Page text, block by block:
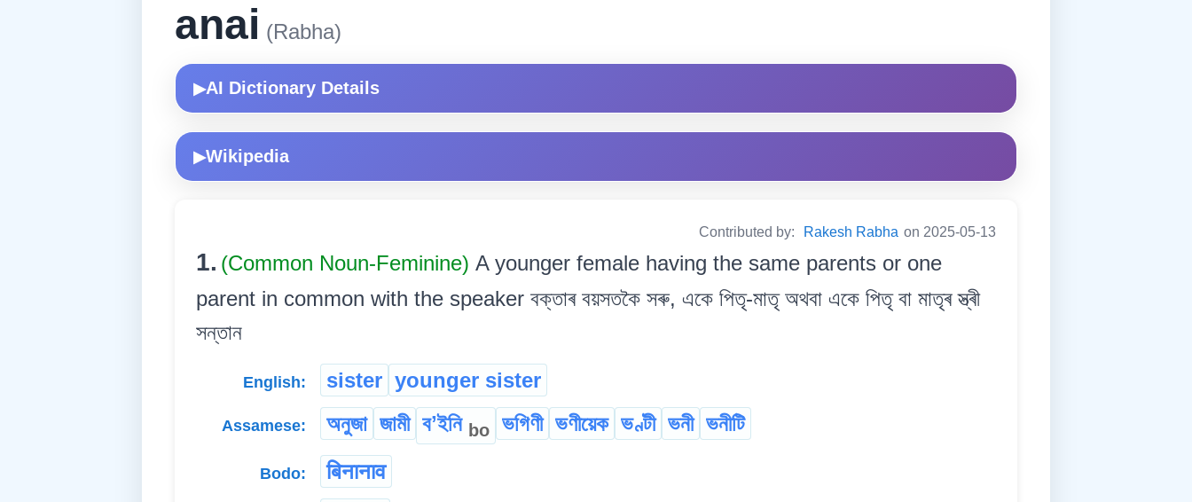
anai (Rabha)
▶AI Dictionary Details
▶Wikipedia
Contributed by: Rakesh Rabha on 2025-05-13
1. (Common Noun-Feminine) A younger female having the same parents or one
parent in common with the speaker বক্তাৰ বয়সতকৈ সৰু, একে পিতৃ-মাতৃ অথবা একে পিতৃ বা মাতৃৰ স্ত্ৰী
সন্তান
English: sister younger sister
Assamese: অনুজা জামী বʼইনি bo ভগিণী ভণীয়েক ভণ্টী ভনী ভনীটি
Bodo: बिनानाव